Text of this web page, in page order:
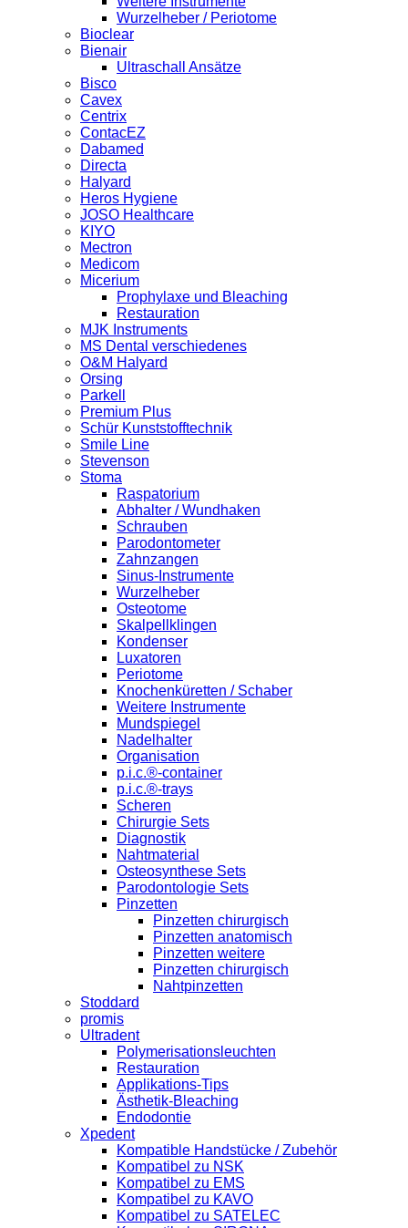
Wurzelheber / Periotome
Bioclear
Bienair
Ultraschall Ansätze
Bisco
Cavex
Centrix
ContacEZ
Dabamed
Directa
Halyard
Heros Hygiene
JOSO Healthcare
KIYO
Mectron
Medicom
Micerium
Prophylaxe und Bleaching
Restauration
MJK Instruments
MS Dental verschiedenes
O&M Halyard
Orsing
Parkell
Premium Plus
Schür Kunststofftechnik
Smile Line
Stevenson
Stoma
Raspatorium
Abhalter / Wundhaken
Schrauben
Parodontometer
Zahnzangen
Sinus-Instrumente
Wurzelheber
Osteotome
Skalpellklingen
Kondenser
Luxatoren
Periotome
Knochenküretten / Schaber
Weitere Instrumente
Mundspiegel
Nadelhalter
Organisation
p.i.c.®-container
p.i.c.®-trays
Scheren
Chirurgie Sets
Diagnostik
Nahtmaterial
Osteosynthese Sets
Parodontologie Sets
Pinzetten
Pinzetten chirurgisch
Pinzetten anatomisch
Pinzetten weitere
Pinzetten chirurgisch
Nahtpinzetten
Stoddard
promis
Ultradent
Polymerisationsleuchten
Restauration
Applikations-Tips
Ästhetik-Bleaching
Endodontie
Xpedent
Kompatible Handstücke / Zubehör
Kompatibel zu NSK
Kompatibel zu EMS
Kompatibel zu KAVO
Kompatibel zu SATELEC